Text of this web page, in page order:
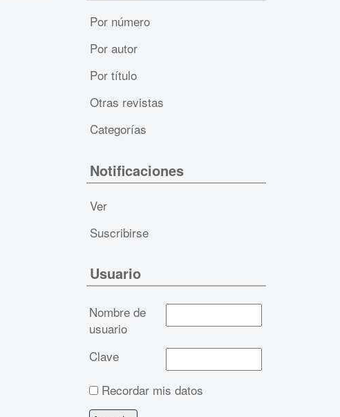
Por número
Por autor
Por título
Otras revistas
Categorías
Notificaciones
Ver
Suscribirse
Usuario
Nombre de
usuario
Clave
Recordar mis datos